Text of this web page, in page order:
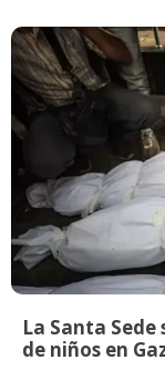
La Santa
de niños en